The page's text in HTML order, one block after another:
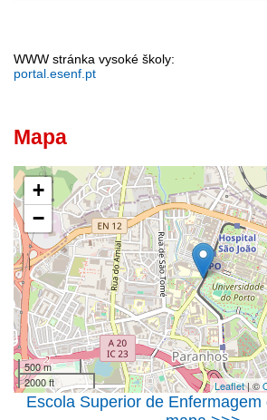
WWW stránka vysoké školy:
portal.esenf.pt
Mapa
+
−
500 m
2000 ft
Leaflet| ©
Escola Superior de